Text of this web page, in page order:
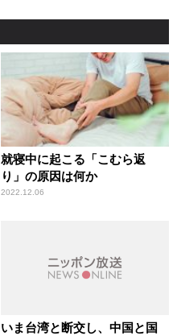
就寝中に起こる「こむら返
り」の原因は何か
2022.12.06
いま台湾と断交し、中国と国